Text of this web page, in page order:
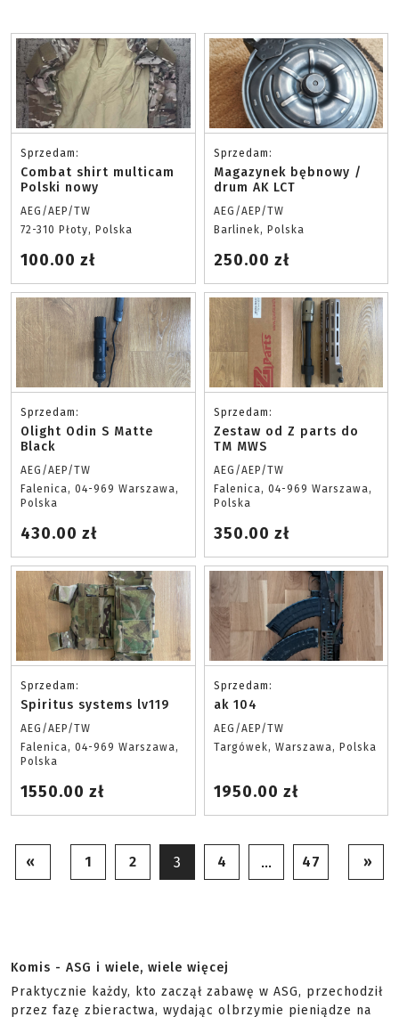
Sprzedam:
Combat shirt multicam
Polski nowy
AEG/AEP/TW
72-310 Płoty, Polska
100.00 zł
Sprzedam:
Magazynek bębnowy /
drum AK LCT
AEG/AEP/TW
Barlinek, Polska
250.00 zł
Sprzedam:
Olight Odin S Matte
Black
AEG/AEP/TW
Falenica, 04-969 Warszawa,
Polska
430.00 zł
Sprzedam:
Zestaw od Z parts do
TM MWS
AEG/AEP/TW
Falenica, 04-969 Warszawa,
Polska
350.00 zł
Sprzedam:
Spiritus systems lv119
AEG/AEP/TW
Falenica, 04-969 Warszawa,
Polska
1550.00 zł
Sprzedam:
ak 104
AEG/AEP/TW
Targówek, Warszawa, Polska
1950.00 zł
« 1 2 3 4 … 47 »
Komis - ASG i wiele, wiele więcej
Praktycznie każdy, kto zaczął zabawę w ASG, przechodził
przez fazę zbieractwa, wydając olbrzymie pieniądze na